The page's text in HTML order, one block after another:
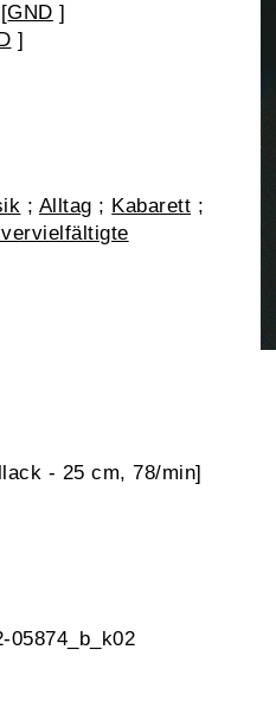
[GND ]
]
; Alltag ; Kabarett ;
- 25 cm, 78/min]
05874_b_k02